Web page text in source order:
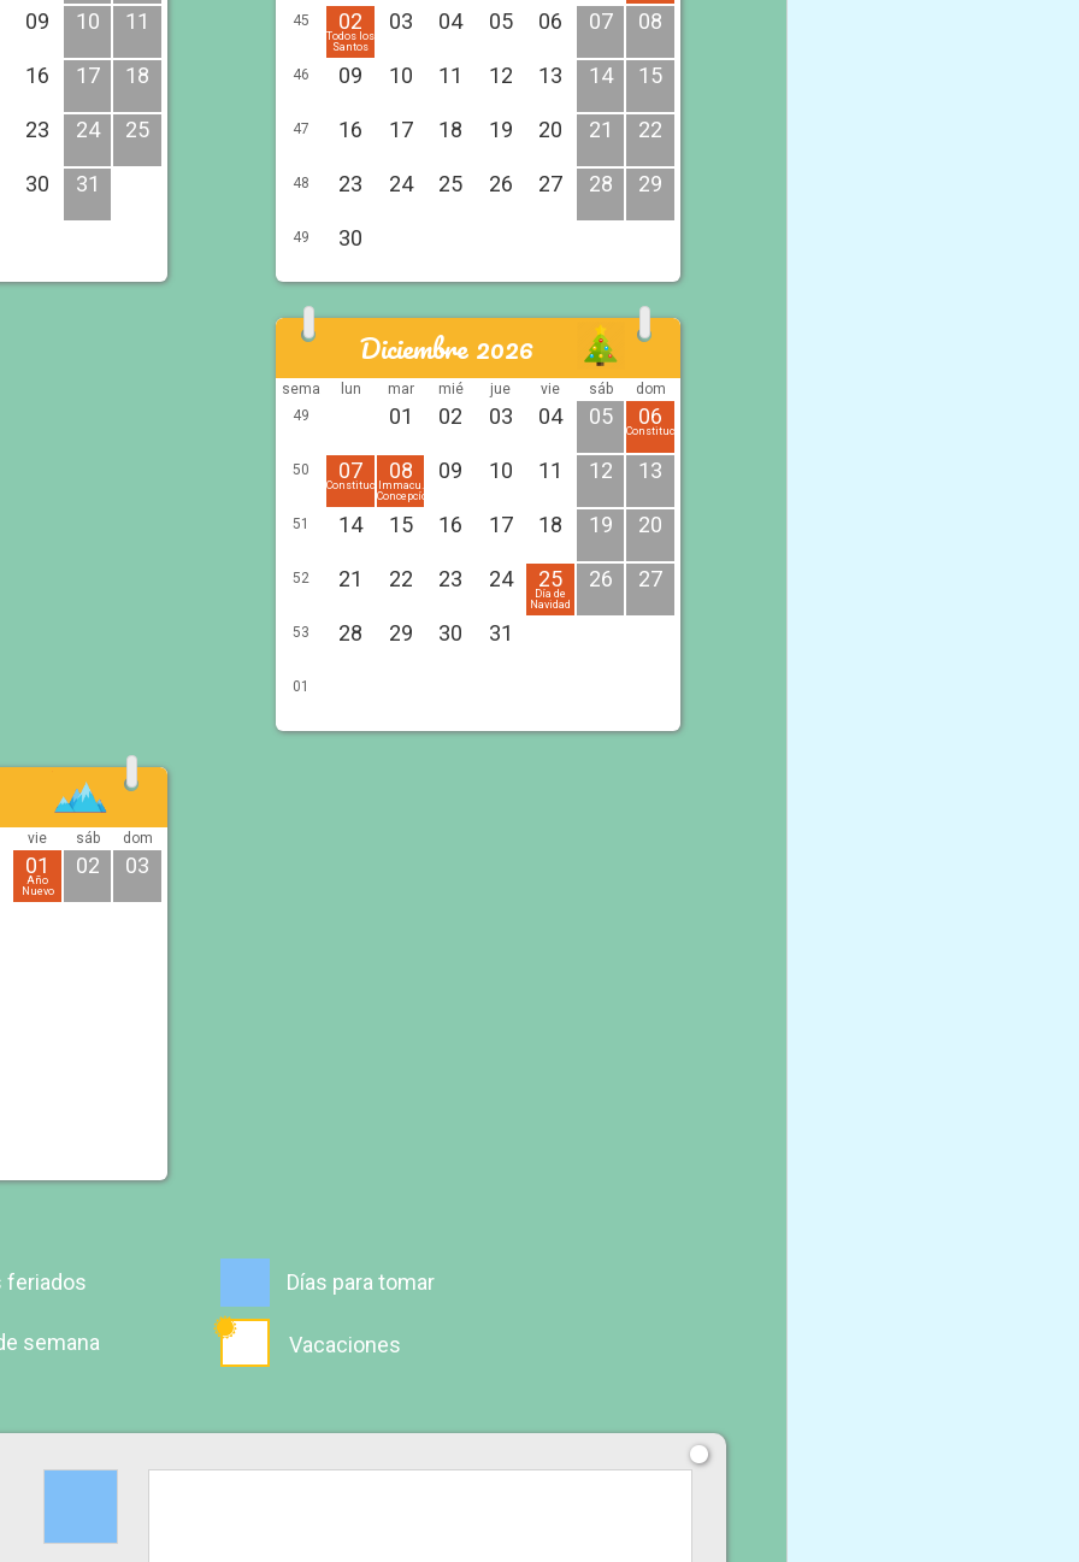
09 10 11
16 17 18
23 24 25
30 31
45 02
Todos los
Santos
03 04 05 06 07 08
46 09 10 11 12 13 14 15
47 16 17 18 19 20 21 22
48 23 24 25 26 27 28 29
49 30
Diciembre 2026
sema lun mar mié jue vie sáb
dom
49
01 02 03 04 05 06
Constitución
50 07
Constitución
08
Immacu.
Concepcíon
09 10 11 12 13
51 14 15 16 17 18 19 20
52 21 22 23 24 25
Día de
Navidad
26 27
53 28 29 30 31
01
vie sáb dom
01
Año
Nuevo
02 03
feriados
semana
Días para tomar
Vacaciones